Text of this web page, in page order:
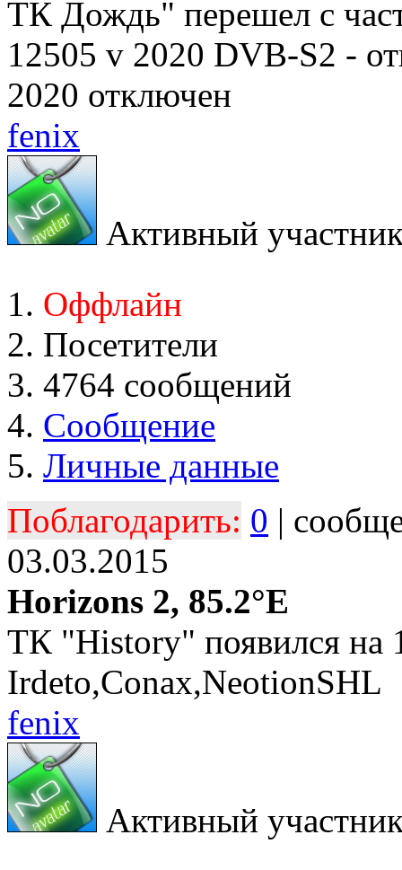
ТК Дождь" перешел с
12505 v 2020 DVB-S2 -
2020 отключен
fenix
Активный
Оффлайн
Посетители
4764 сообщений
Сообщение
Личные данные
Поблагодарить: 0 |
03.03.2015
Horizons 2, 85.2°E
ТК "History" появился на
Irdeto,Conax,NeotionSHL
fenix
Активный